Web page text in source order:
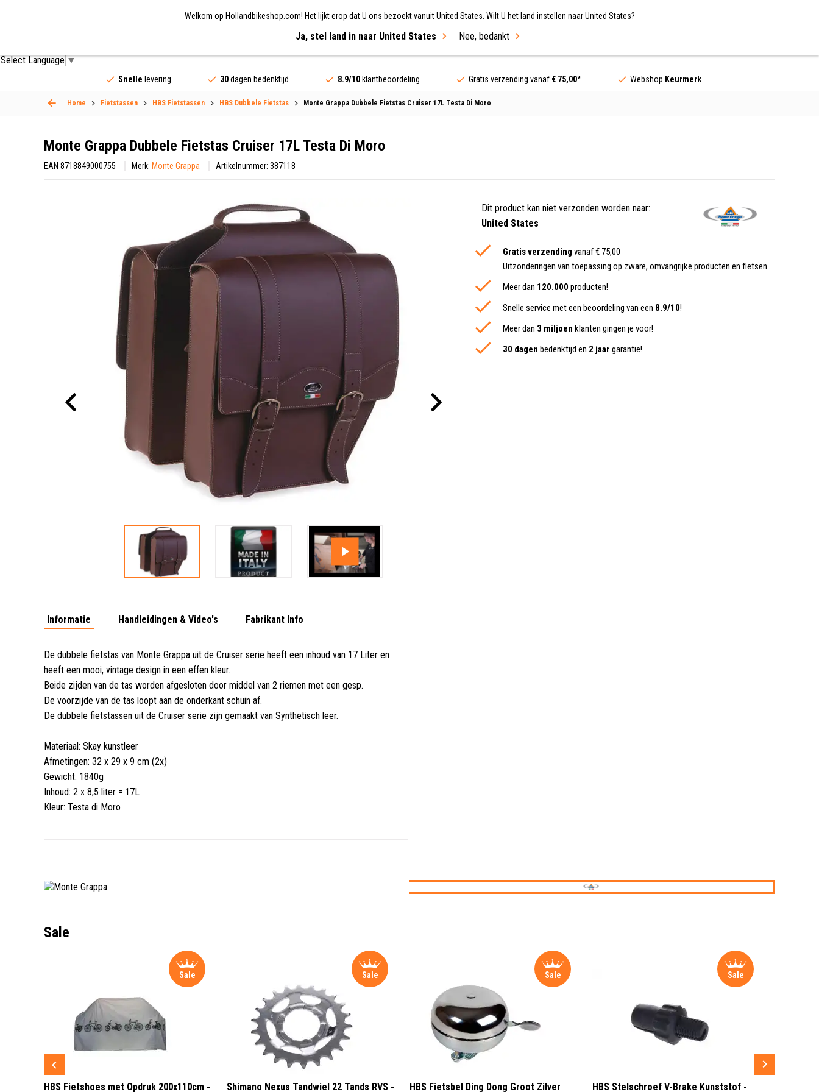
Nederland / EUR
Fietsen Merken Sale
Select Language▼
Welkom op Hollandbikeshop.com! Het lijkt erop dat U ons bezoekt vanuit United States. Wilt U het land instellen naar United States?
Ja, stel land in naar United States Nee, bedankt
Snelle levering 30dagen bedenktijd 8.9/10klantbeoordeling Gratis verzending vanaf € 75,00* Webshop Keurmerk
Home Fietstassen HBS Fietstassen HBS Dubbele Fietstas Monte Grappa Dubbele Fietstas Cruiser 17L Testa Di Moro
Monte Grappa Dubbele Fietstas Cruiser 17L Testa Di Moro
EAN 8718849000755 Merk: Monte Grappa Artikelnummer: 387118
Informatie Handleidingen & Video's Fabrikant Info
De dubbele fietstas van Monte Grappa uit de Cruiser serie heeft een inhoud van 17 Liter en
heeft een mooi, vintage design in een effen kleur.
Beide zijden van de tas worden afgesloten door middel van 2 riemen met een gesp.
De voorzijde van de tas loopt aan de onderkant schuin af.
De dubbele fietstassen uit de Cruiser serie zijn gemaakt van Synthetisch leer.
Materiaal: Skay kunstleer
Afmetingen: 32 x 29 x 9 cm (2x)
Gewicht: 1840g
Inhoud: 2 x 8,5 liter = 17L
Kleur: Testa di Moro
Dit product kan niet verzonden worden naar:
United States
Gratis verzending vanaf € 75,00
Uitzonderingen van toepassing op zware, omvangrijke producten en fietsen.
Meer dan 120.000 producten!
Snelle service met een beoordeling van een 8.9/10!
Meer dan 3 miljoen klanten gingen je voor!
30 dagen bedenktijd en 2 jaar garantie!
Sale
Sale
HBS Fietshoes met Opdruk 200x110cm -
Sale
Shimano Nexus Tandwiel 22 Tands RVS -
Sale
HBS Fietsbel Ding Dong Groot Zilver
Sale
HBS Stelschroef V-Brake Kunststof -